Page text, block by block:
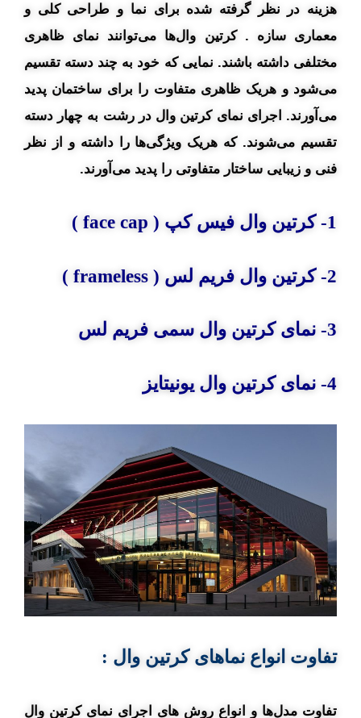
هزینه در نظر گرفته شده برای نما و طراحی کلی و
معماری سازه . کرتین وال‌ها می‌توانند نمای ظاهری
مختلفی داشته باشند. نمایی که خود به چند دسته تقسیم
می‌شود و هریک ظاهری متفاوت را برای ساختمان پدید
می‌آورند. اجرای نمای کرتین وال در رشت به چهار دسته
تقسیم می‌شوند. که هریک ویژگی‌ها را داشته و از نظر
فنی و زیبایی ساختار متفاوتی را پدید می‌آورند.
1- کرتین وال فیس کپ ( face cap )
2- کرتین وال فریم لس ( frameless )
3- نمای کرتین وال سمی فریم لس
4- نمای کرتین وال یونیتایز
تفاوت انواع نماهای کرتین وال :
تفاوت مدل‌ها و انواع روش های اجرای نمای کرتین وال